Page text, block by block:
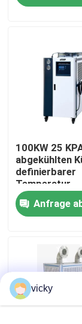
Über uns
Kontakt mit
Neuigkeiten
100KW 25
abgekühlten
definierbarer
Temperatur
Anfrage
vicky